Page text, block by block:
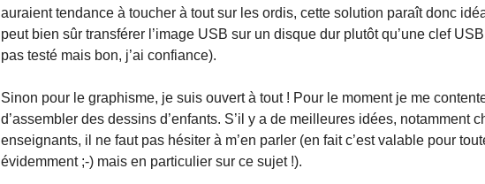
auraient tendance à toucher à tout sur les ordis, cette solution paraît donc
peut bien sûr transférer l’image USB sur un disque dur plutôt qu’une clef
pas testé mais bon, j’ai confiance).
Sinon pour le graphisme, je suis ouvert à tout ! Pour le moment je me
d’assembler des dessins d’enfants. S’il y a de meilleures idées, notamment
enseignants, il ne faut pas hésiter à m’en parler (en fait c’est valable pour
évidemment ;-) mais en particulier sur ce sujet !).